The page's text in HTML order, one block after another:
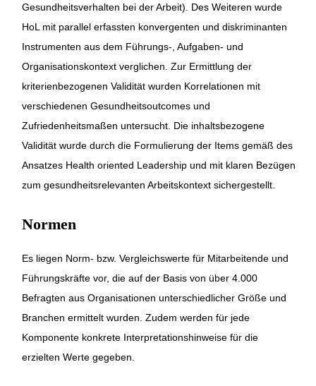
Gesundheitsverhalten bei der Arbeit). Des Weiteren wurde
HoL mit parallel erfassten konvergenten und diskriminanten
Instrumenten aus dem Führungs-, Aufgaben- und
Organisationskontext verglichen. Zur Ermittlung der
kriterienbezogenen Validität wurden Korrelationen mit
verschiedenen Gesundheitsoutcomes und
Zufriedenheitsmaßen untersucht. Die inhaltsbezogene
Validität wurde durch die Formulierung der Items gemäß des
Ansatzes Health oriented Leadership und mit klaren Bezügen
zum gesundheitsrelevanten Arbeitskontext sichergestellt.
Normen
Es liegen Norm- bzw. Vergleichswerte für Mitarbeitende und
Führungskräfte vor, die auf der Basis von über 4.000
Befragten aus Organisationen unterschiedlicher Größe und
Branchen ermittelt wurden. Zudem werden für jede
Komponente konkrete Interpretationshinweise für die
erzielten Werte gegeben.